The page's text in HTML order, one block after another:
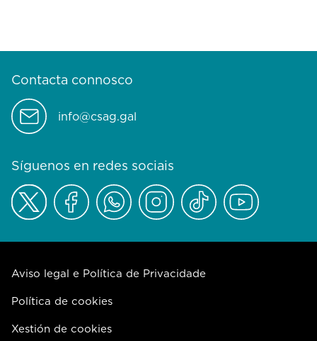
Contacta connosco
info@csag.gal
Síguenos en redes sociais
Aviso legal e Política de Privacidade
Política de cookies
Xestión de cookies